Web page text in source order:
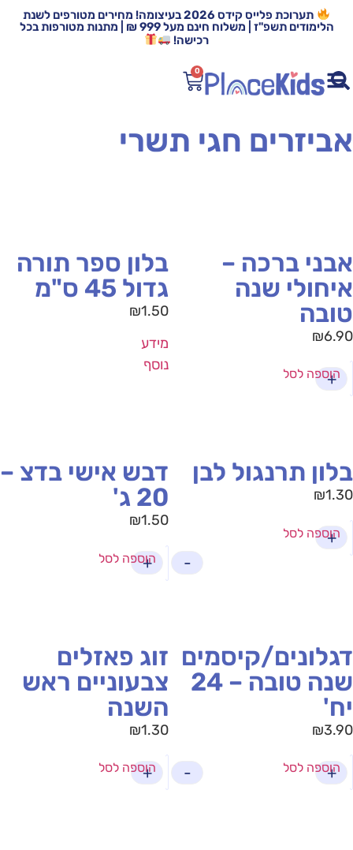
תערוכת פלייס קידס 2026 בעיצומה! מחירים מטורפים לשנת
הלימודים תשפ"ז | משלוח חינם מעל 999 ₪ | מתנות מטורפות בכל
רכישה!
0
חגי תשרי
ברכה –
שנה
₪
+
הוספה לסל
בלון ספר תורה
גדול 45 ס"מ
₪1.50
מידע
נוסף
תרנגול לבן
₪
+
הוספה לסל
דבש אישי בדצ –
20 ג'
₪1.50
+
הוספה לסל
קיסמים
שנה טובה – 24
₪
+
הוספה לסל
זוג פאזלים
צבעוניים ראש
השנה
₪1.30
+
הוספה לסל